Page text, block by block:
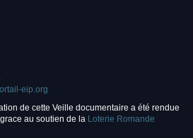
eip.org
de cette Veille documentaire a été rendue
au soutien de la Loterie Romande